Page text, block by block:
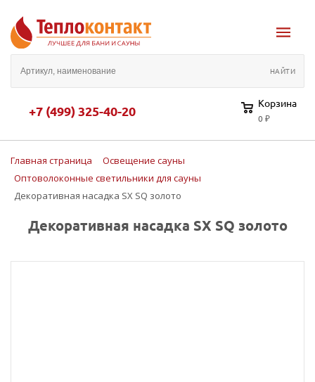
+7 (499) 325-40-20 Корзина
0 ₽
Главная страница
Освещение сауны
Оптоволоконные светильники для сауны
Декоративная насадка SX SQ золото
Декоративная насадка SX SQ золото